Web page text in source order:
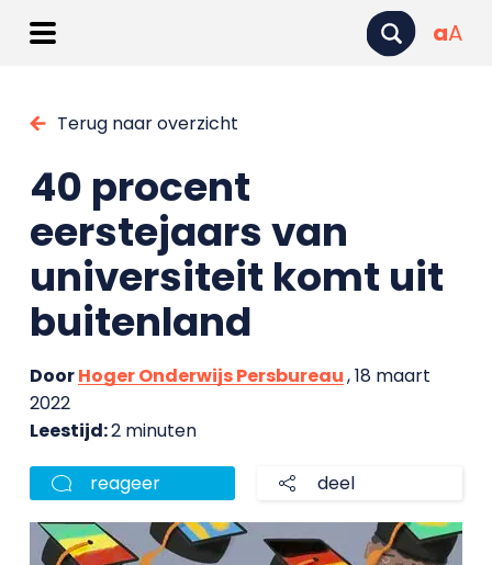
aA
Terug naar overzicht
40 procent
eerstejaars van
universiteit komt uit
buitenland
DoorHoger Onderwijs Persbureau, 18 maart
2022
Leestijd:2 minuten
reageer deel